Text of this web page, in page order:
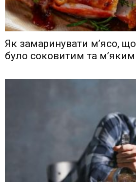
Як замаринувати м’ясо,
було соковитим та м’яким